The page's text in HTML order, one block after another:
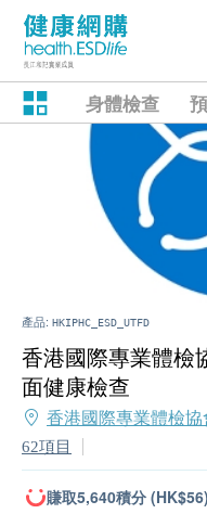
身體檢查
產品: HKIPHC_ESD_UTFD
香港國際專業體檢
面健康檢查
香港國際專業體檢協
62項目
賺取5,640積分 (HK$56)